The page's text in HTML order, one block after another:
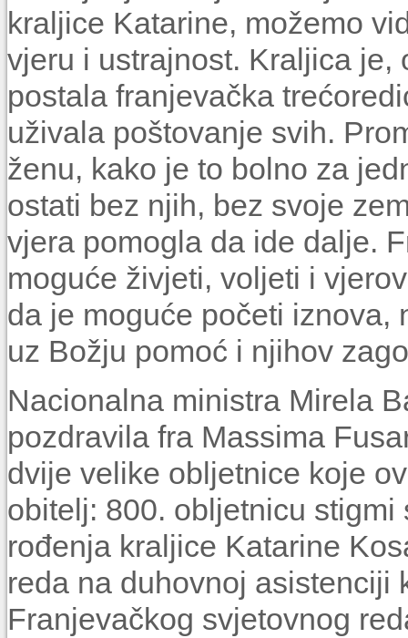
kraljice Katarine, možemo
vjeru i ustrajnost. Kraljica je,
postala franjevačka
uživala poštovanje svih.
ženu, kako je to bolno za
ostati bez njih, bez svoje
vjera pomogla da ide dalje.
moguće živjeti, voljeti i
da je moguće početi iznova,
uz Božju pomoć i njihov
Nacionalna ministra Mirela
pozdravila fra Massima
dvije velike obljetnice koje
obitelj: 800. obljetnicu
rođenja kraljice Katarine
reda na duhovnoj asistenciji
Franjevačkog svjetovnog